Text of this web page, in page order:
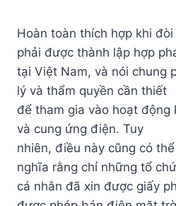
Hoàn toàn thích hợp khi
phải được thành lập hợp
tại Việt Nam, và nói chung
lý và thẩm quyền cần thiết
để tham gia vào hoạt động
và cung ứng điện. Tuy
nhiên, điều này cũng có
nghĩa rằng chỉ những tổ
cá nhân đã xin được giấy